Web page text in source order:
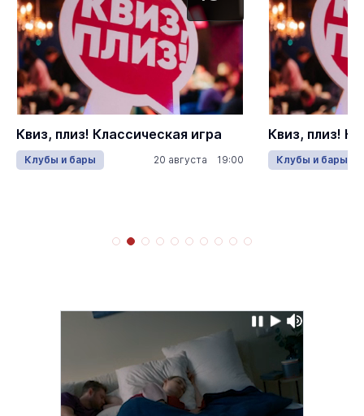
Квиз, плиз! Классическая игра
Клубы и бары 20 августа 19:00
Квиз, плиз!
Клубы и бары